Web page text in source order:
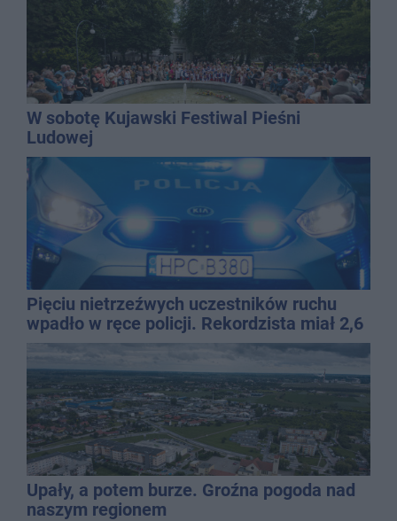
W sobotę Kujawski Festiwal Pieśni
Ludowej
Pięciu nietrzeźwych uczestników ruchu
wpadło w ręce policji. Rekordzista miał 2,6
promila
Upały, a potem burze. Groźna pogoda nad
naszym regionem